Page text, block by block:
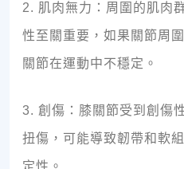
2. 肌肉無力：周圍的肌肉
性至關重要，如果關節周
關節在運動中不穩定。
3. 創傷：膝關節受到創傷
扭傷，可能導致韌帶和軟